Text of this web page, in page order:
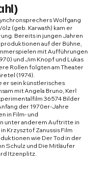
Wolfgang
(geb. Karwath) kam er
Bereits in jungen Jahren
auf der Bühne,
mit Aufführungen
und Jim Knopf und Lukas
Rollen folgten am Theater
(1974).
er sein künstlerisches
mit Angela Bruno, Kerl
36574 Bilder
der 1970er-Jahre
in Film- und
unter anderem Auftritte in
Krzysztof Zanussis Film
wie Der Tod in der
Schulz und Die Mitläufer
Itzenplitz.